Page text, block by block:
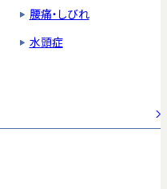
腰痛・しびれ
水頭症